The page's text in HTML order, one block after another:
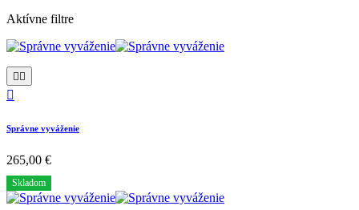
Aktívne filtre
 

Správne vyváženie
265,00 €
Skladom